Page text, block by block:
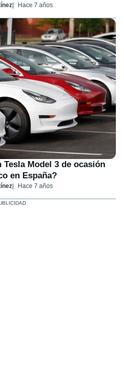
Hace 7 años
Tesla Model 3 de ocasión
en España?
Hace 7 años